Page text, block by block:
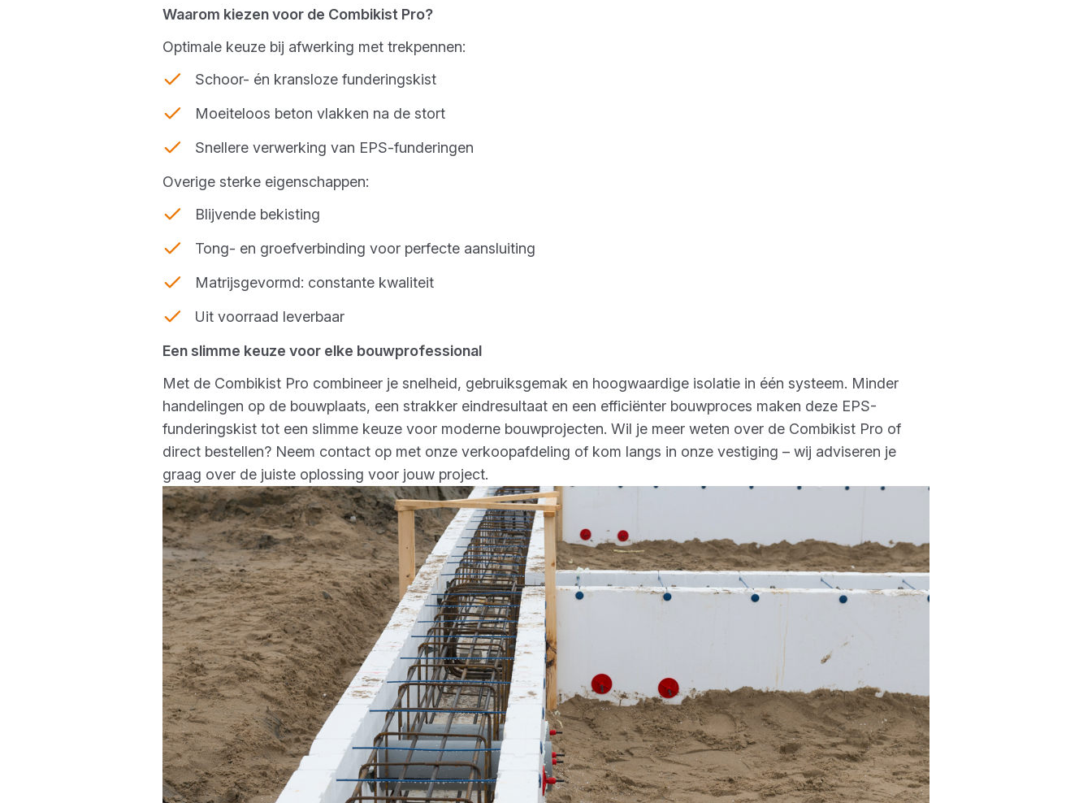
Waarom kiezen voor de Combikist Pro?
Optimale keuze bij afwerking met trekpennen:
Schoor- én kransloze funderingskist
Moeiteloos beton vlakken na de stort
Snellere verwerking van EPS-funderingen
Overige sterke eigenschappen:
Blijvende bekisting
Tong- en groefverbinding voor perfecte aansluiting
Matrijsgevormd: constante kwaliteit
Uit voorraad leverbaar
Een slimme keuze voor elke bouwprofessional
Met de Combikist Pro combineer je snelheid, gebruiksgemak en hoogwaardige isolatie in één systeem. Minder
handelingen op de bouwplaats, een strakker eindresultaat en een efficiënter bouwproces maken deze EPS-
funderingskist tot een slimme keuze voor moderne bouwprojecten. Wil je meer weten over de Combikist Pro of
direct bestellen? Neem contact op met onze verkoopafdeling of kom langs in onze vestiging – wij adviseren je
graag over de juiste oplossing voor jouw project.